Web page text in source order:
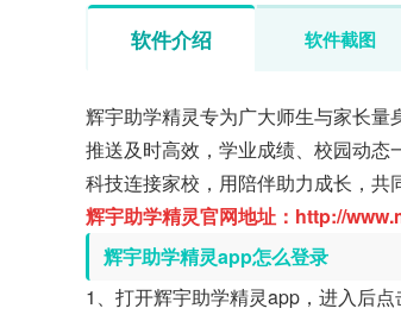
软件介绍 软件截图
辉宇助学精灵专为广大师生与家长
推送及时高效，学业成绩、校园动
科技连接家校，用陪伴助力成长，共
辉宇助学精灵官网地址：http://
辉宇助学精灵app怎么登录
1、打开辉宇助学精灵app，进入后